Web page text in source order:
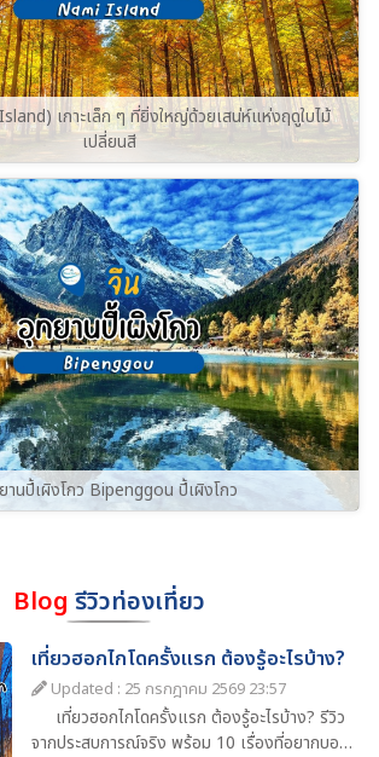
เกาะเล็ก ๆ ที่ยิ่งใหญ่ด้วยเสน่ห์แห่งฤดูใบไม้
เปลี่ยนสี
านปี้เผิงโกว Bipenggou ปี้เผิงโกว
Blog รีวิวท่องเที่ยว
เที่ยวฮอกไกโดครั้งแรก ต้องรู้อะไรบ้าง?
Updated : 25 กรกฎาคม 2569 23:57
เที่ยวฮอกไกโดครั้งแรก ต้องรู้อะไรบ้าง? รีวิว
จากประสบการณ์จริง พร้อม 10 เรื่องที่อยากบอก